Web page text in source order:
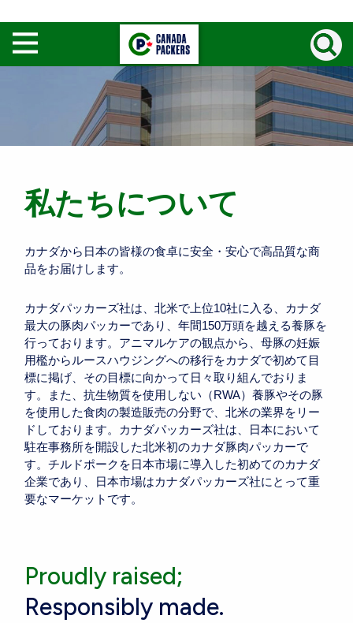
Search
Open
/
menu
私たちについて
カナダから日本の皆様の食卓に安全・安心で高品質な商
品をお届けします。
カナダパッカーズ社は、北米で上位10社に入る、カナダ
最大の豚肉パッカーであり、年間150万頭を越える養豚を
行っております。アニマルケアの観点から、母豚の妊娠
用檻からルースハウジングへの移行をカナダで初めて目
標に掲げ、その目標に向かって日々取り組んでおりま
す。また、抗生物質を使用しない（RWA）養豚やその豚
を使用した食肉の製造販売の分野で、北米の業界をリー
ドしております。カナダパッカーズ社は、日本において
駐在事務所を開設した北米初のカナダ豚肉パッカーで
す。チルドポークを日本市場に導入した初めてのカナダ
企業であり、日本市場はカナダパッカーズ社にとって重
要なマーケットです。
Responsibly made.